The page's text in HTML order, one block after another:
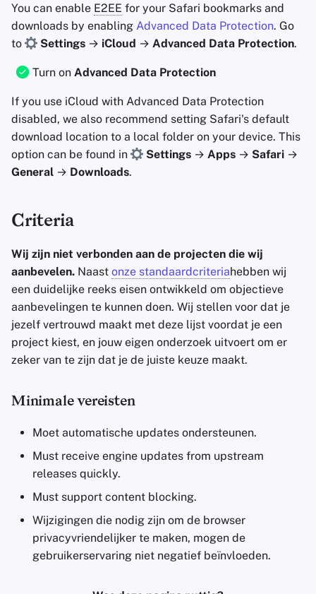
You can enable E2EE for your Safari bookmarks and
downloads by enabling Advanced Data Protection. Go
to
Settings → iCloud → Advanced Data Protection.
Turn on Advanced Data Protection
If you use iCloud with Advanced Data Protection
disabled, we also recommend setting Safari's default
download location to a local folder on your device. This
option can be found in
Settings → Apps → Safari →
General → Downloads.
Criteria
Wij zijn niet verbonden aan de projecten die wij
aanbevelen. Naast onze standaardcriteriahebben wij
een duidelijke reeks eisen ontwikkeld om objectieve
aanbevelingen te kunnen doen. Wij stellen voor dat je
jezelf vertrouwd maakt met deze lijst voordat je een
project kiest, en jouw eigen onderzoek uitvoert om er
zeker van te zijn dat je de juiste keuze maakt.
Minimale vereisten
Moet automatische updates ondersteunen.
Must receive engine updates from upstream
releases quickly.
Must support content blocking.
Wijzigingen die nodig zijn om de browser
privacyvriendelijker te maken, mogen de
gebruikerservaring niet negatief beïnvloeden.